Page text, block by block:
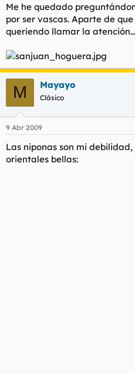
tener pegada esta forma de
Por cierto, a las "lolitas"las ralla
Para muestra un botón:
https://www.eitb.com/videos/
mi-manera/
Me he quedado
por ser vascas. Aparte de
queriendo llamar la atención...
M Mayayo
Clásico
9 Abr 2009
Las niponas son mi
orientales bellas: